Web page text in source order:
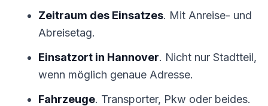
Zeitraum des Einsatzes. Mit Anreise- und
Abreisetag.
Einsatzort in Hannover. Nicht nur Stadtteil,
wenn möglich genaue Adresse.
Fahrzeuge. Transporter, Pkw oder beides.